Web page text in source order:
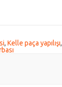
, Kelle paça yapılışı,